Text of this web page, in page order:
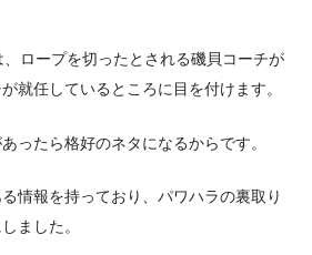
、ロープを切ったとされる磯貝コーチが
就任しているところに目を付けます。
ったら格好のネタになるからです。
情報を持っており、パワハラの裏取り
ました。